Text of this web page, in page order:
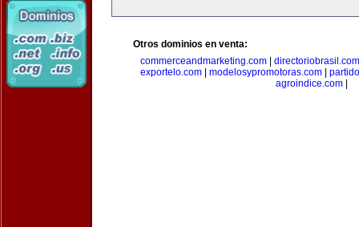
Otros dominios en venta:
commerceandmarketing.com| directoriobrasil.com
exportelo.com
modelosypromotoras.com
agroindice.com